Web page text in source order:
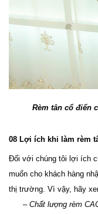
Rèm tân cổ điển
08 Lợi ích khi làm rèm
Đối với chúng tôi lợi ích
muốn cho khách hàng
thị trường. Vì vậy, hãy
– Chất lượng rèm